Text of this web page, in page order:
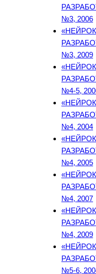
№3, 2006
№3, 2009
№4-5,
№4, 2004
№4, 2005
№4, 2007
№4, 2009
№5-6,